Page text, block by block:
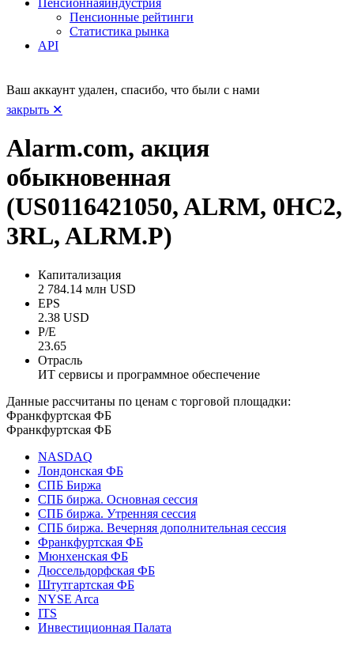
Пенсионные рейтинги
Статистика рынка
API
Ваш аккаунт удален, спасибо, что были с нами
закрыть ✕
Alarm.com, акция
обыкновенная
(US0116421050, ALRM, 0HC2,
3RL, ALRM.P)
Капитализация
2 784.14 млн USD
EPS
2.38 USD
P/E
23.65
Отрасль
ИТ сервисы и программное обеспечение
Данные рассчитаны по ценам с торговой площадки:
Франкфуртская ФБ
Франкфуртская ФБ
NASDAQ
Лондонская ФБ
СПБ Биржа
СПБ биржа. Основная сессия
СПБ биржа. Утренняя сессия
СПБ биржа. Вечерняя дополнительная сессия
Франкфуртская ФБ
Мюнхенская ФБ
Дюссельдорфская ФБ
Штутгартская ФБ
NYSE Arca
ITS
Инвестиционная Палата